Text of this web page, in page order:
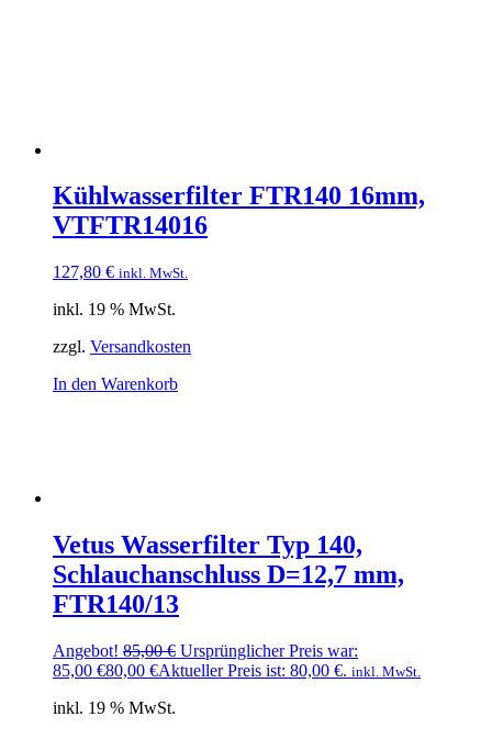
Kühlwasserfilter FTR140 16mm,
VTFTR14016
127,80 € inkl. MwSt.
inkl. 19 % MwSt.
zzgl. Versandkosten
In den Warenkorb
Vetus Wasserfilter Typ 140,
Schlauchanschluss D=12,7 mm,
FTR140/13
Angebot! 85,00€ Ursprünglicher Preis war:
85,00 €80,00 €Aktueller Preis ist: 80,00 €. inkl. MwSt.
inkl. 19 % MwSt.